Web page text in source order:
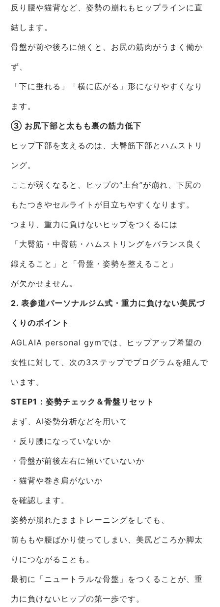
反り腰や猫背など、姿勢の崩れもヒップラインに直
結します。
骨盤が前や後ろに傾くと、お尻の筋肉がうまく働か
ず、
「下に垂れる」「横に広がる」形になりやすくなり
ます。
③ お尻下部と太もも裏の筋力低下
ヒップ下部を支えるのは、大臀筋下部とハムストリ
ング。
ここが弱くなると、ヒップの“土台”が崩れ、下尻の
もたつきやセルライトが目立ちやすくなります。
つまり、重力に負けないヒップをつくるには
「大臀筋・中臀筋・ハムストリングをバランス良く
鍛えること」と「骨盤・姿勢を整えること」
が欠かせません。
2. 表参道パーソナルジム式・重力に負けない美尻づ
くりのポイント
AGLAIA personal gymでは、ヒップアップ希望の
女性に対して、次の3ステップでプログラムを組んで
います。
STEP1：姿勢チェック＆骨盤リセット
まず、AI姿勢分析などを用いて
・反り腰になっていないか
・骨盤が前後左右に傾いていないか
・猫背や巻き肩がないか
を確認します。
姿勢が崩れたままトレーニングをしても、
前ももや腰ばかり使ってしまい、美尻どころか脚太
りにつながることも。
最初に「ニュートラルな骨盤」をつくることが、重
力に負けないヒップの第一歩です。